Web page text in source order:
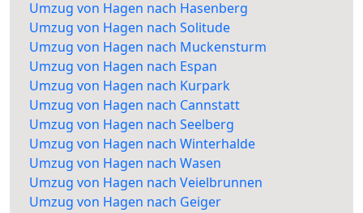
Umzug von Hagen nach Hasenberg
Umzug von Hagen nach Solitude
Umzug von Hagen nach Muckensturm
Umzug von Hagen nach Espan
Umzug von Hagen nach Kurpark
Umzug von Hagen nach Cannstatt
Umzug von Hagen nach Seelberg
Umzug von Hagen nach Winterhalde
Umzug von Hagen nach Wasen
Umzug von Hagen nach Veielbrunnen
Umzug von Hagen nach Geiger